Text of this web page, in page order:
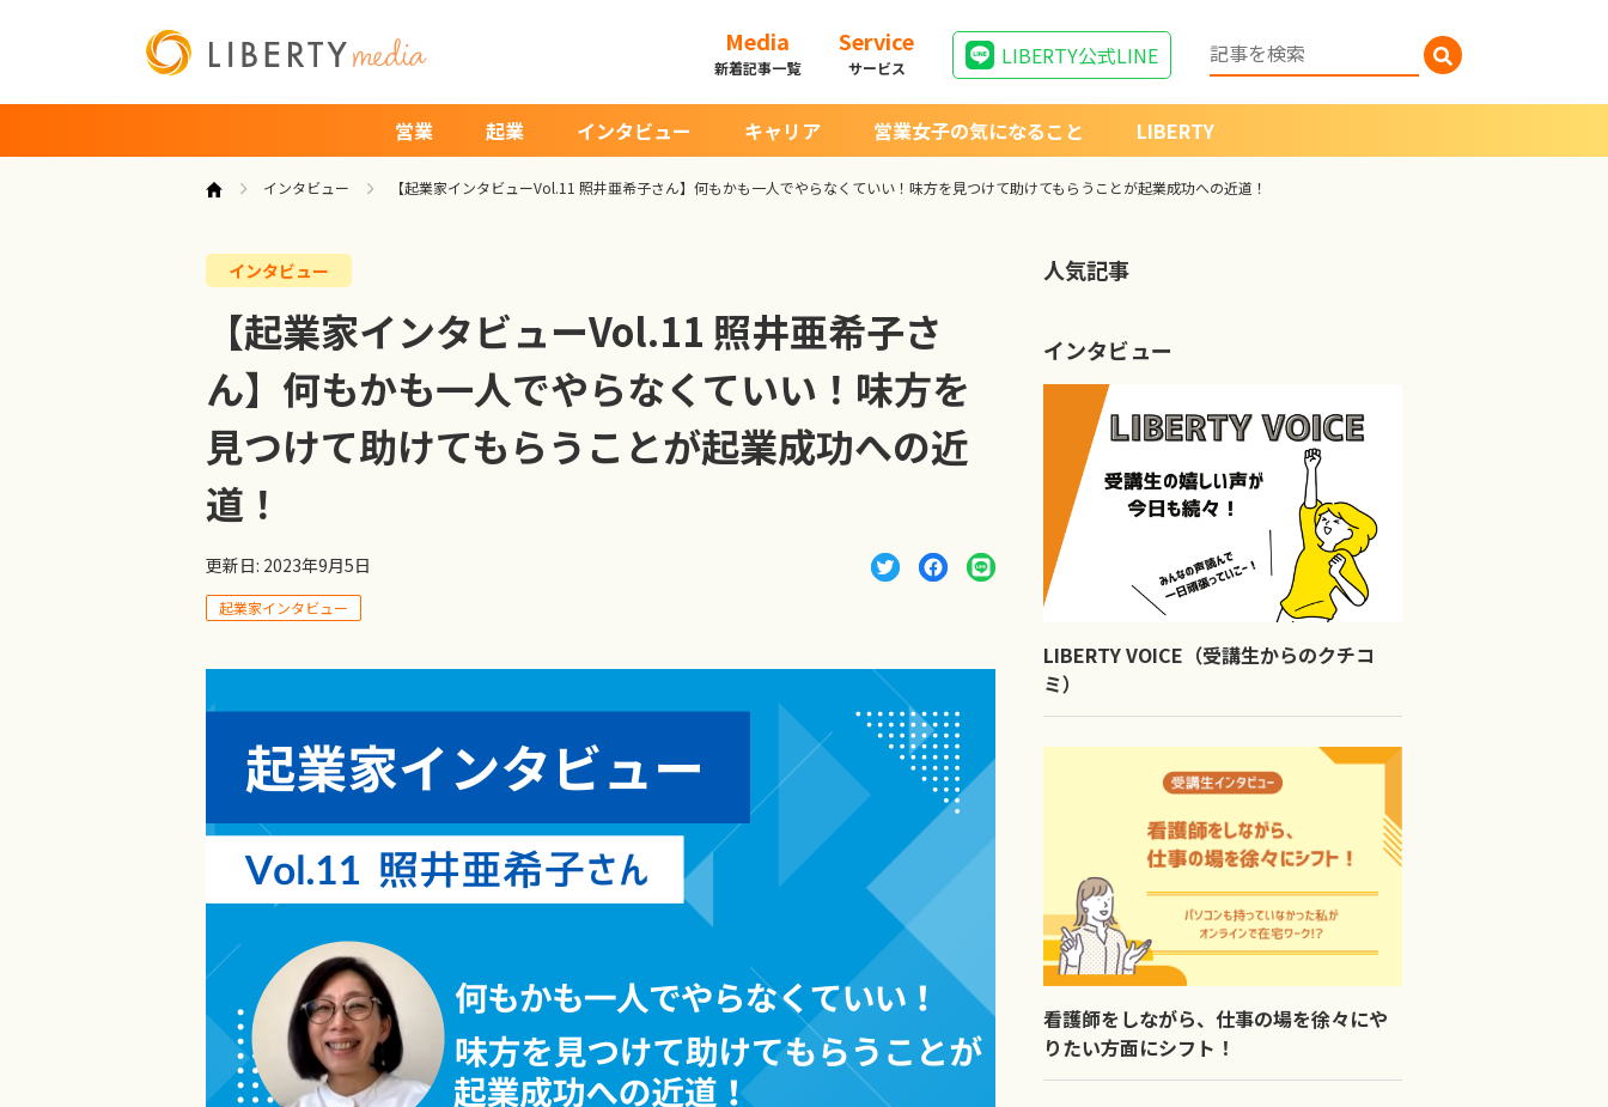
Media
新着記事一覧
Service
サービス LIBERTY公式LINE
営業 起業 インタビュー キャリア 営業女子の気になること LIBERTY
インタビュー 【起業家インタビューVol.11 照井亜希子さん】何もかも一人でやらなくていい！味方を見つけて助けてもらうことが起業成功への近道！
インタビュー
【起業家インタビューVol.11 照井亜希子さ
ん】何もかも一人でやらなくていい！味方を
見つけて助けてもらうことが起業成功への近
道！
更新日: 2023年9月5日
起業家インタビュー
人気記事
インタビュー
LIBERTY VOICE（受講生からのクチコ
ミ）
看護師をしながら、仕事の場を徐々にや
りたい方面にシフト！